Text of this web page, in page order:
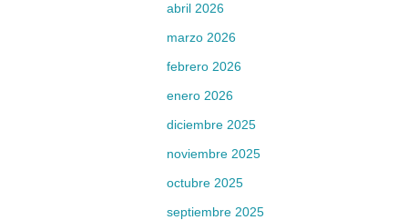
abril 2026
marzo 2026
febrero 2026
enero 2026
diciembre 2025
noviembre 2025
octubre 2025
septiembre 2025